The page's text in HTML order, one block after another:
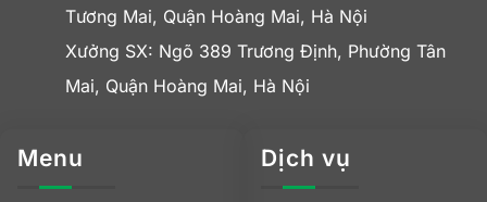
Tương Mai, Quận Hoàng Mai, Hà Nội
Xưởng SX: Ngõ 389 Trương Định, Phường Tân
Mai, Quận Hoàng Mai, Hà Nội
Menu Dịch vụ